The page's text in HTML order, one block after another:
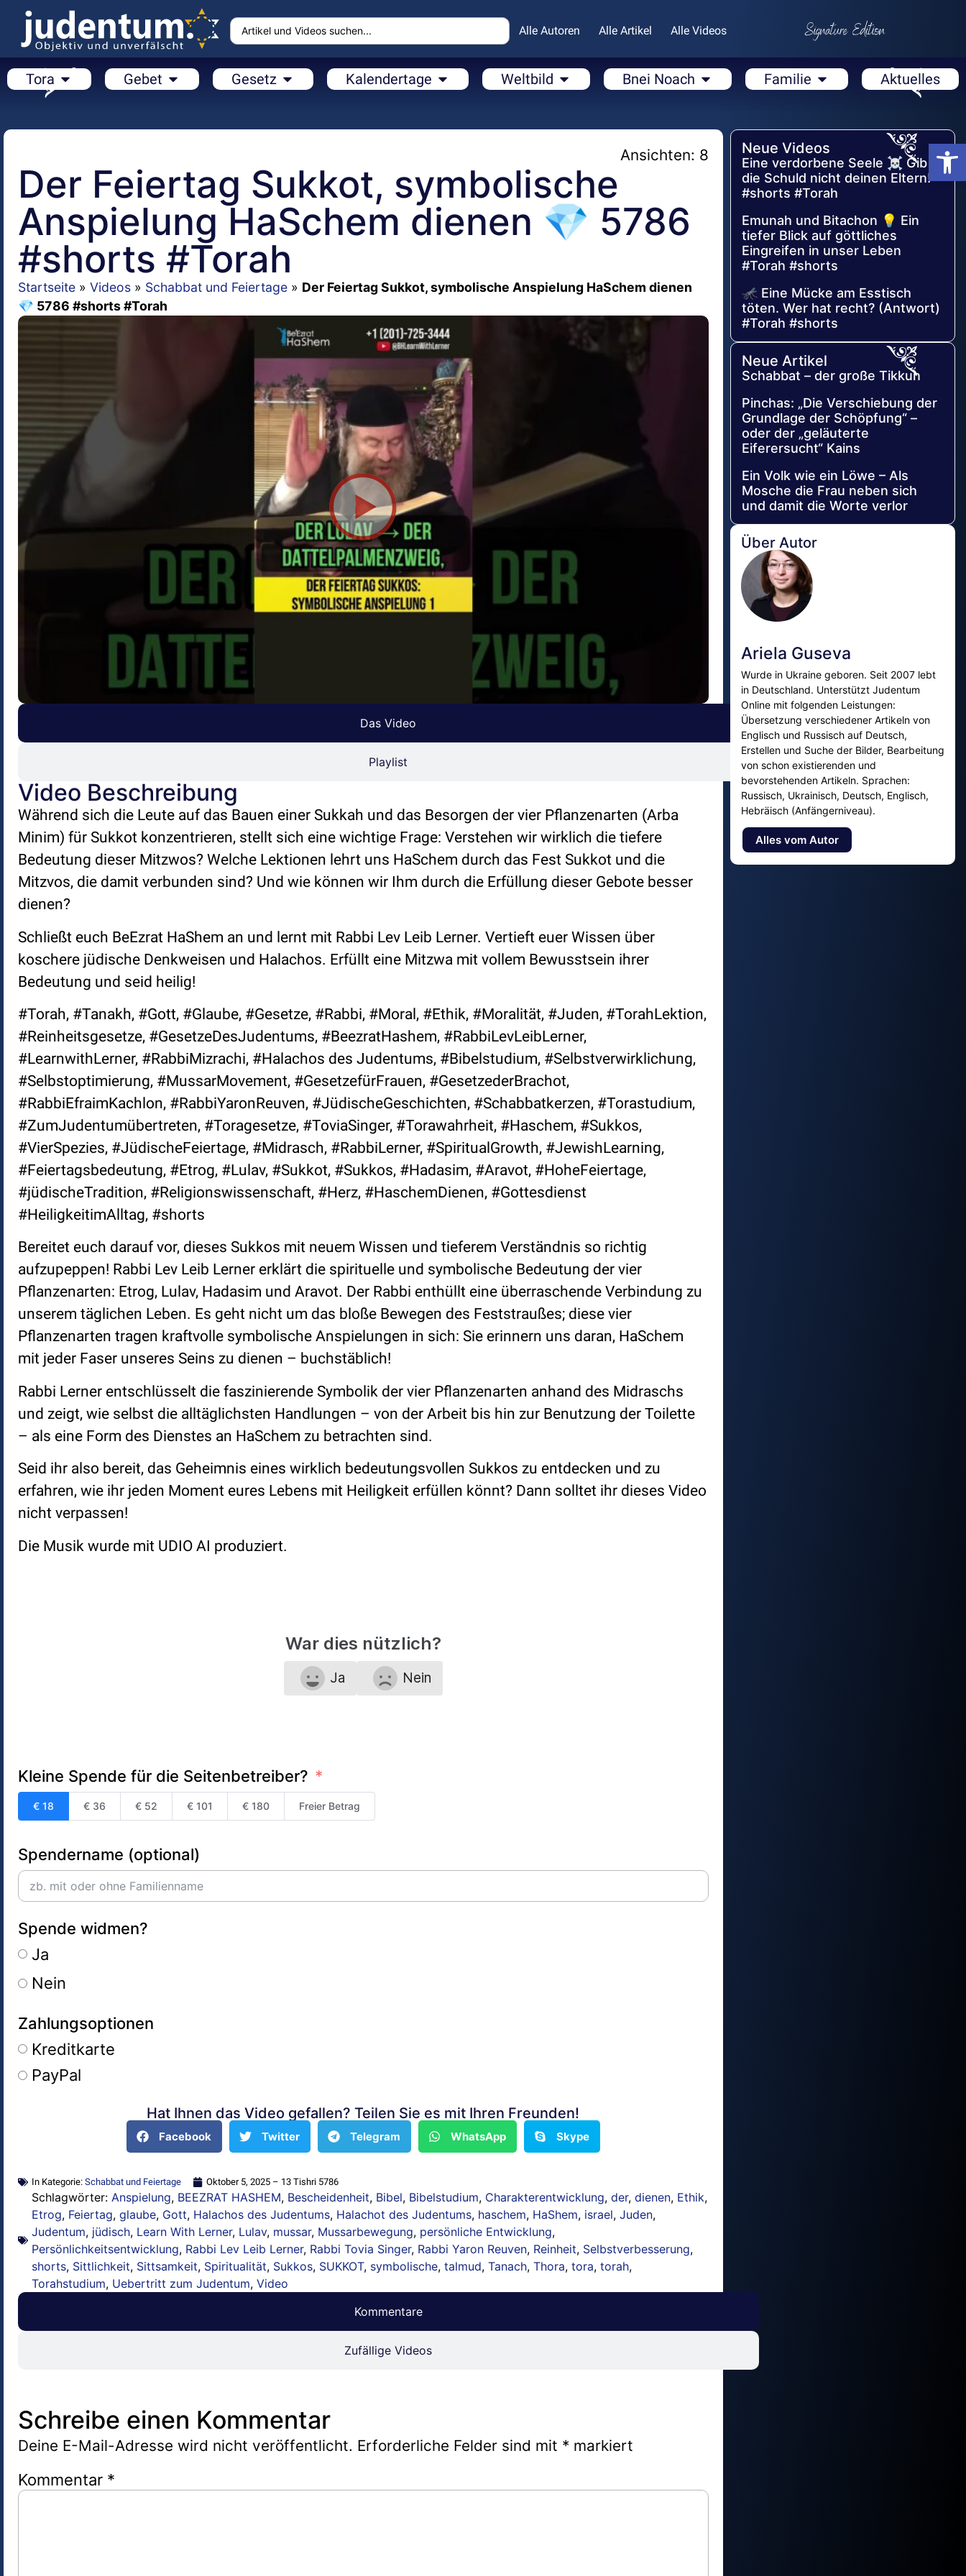
Alle Autoren Alle Artikel Alle Videos
Tora Gebet Gesetz Kalendertage Weltbild Bnei Noach Familie Aktuelles
Ansichten: 8
Der Feiertag Sukkot, symbolische
Anspielung HaSchem dienen 💎 5786
#shorts #Torah
Startseite » Videos » Schabbat und Feiertage » Der Feiertag Sukkot, symbolische Anspielung HaSchem dienen
💎 5786 #shorts #Torah
Das Video
Playlist
Video Beschreibung
Während sich die Leute auf das Bauen einer Sukkah und das Besorgen der vier Pflanzenarten (Arba
Minim) für Sukkot konzentrieren, stellt sich eine wichtige Frage: Verstehen wir wirklich die tiefere
Bedeutung dieser Mitzwos? Welche Lektionen lehrt uns HaSchem durch das Fest Sukkot und die
Mitzvos, die damit verbunden sind? Und wie können wir Ihm durch die Erfüllung dieser Gebote besser
dienen?
Schließt euch BeEzrat HaShem an und lernt mit Rabbi Lev Leib Lerner. Vertieft euer Wissen über
koschere jüdische Denkweisen und Halachos. Erfüllt eine Mitzwa mit vollem Bewusstsein ihrer
Bedeutung und seid heilig!
#Torah, #Tanakh, #Gott, #Glaube, #Gesetze, #Rabbi, #Moral, #Ethik, #Moralität, #Juden, #TorahLektion,
#Reinheitsgesetze, #GesetzeDesJudentums, #BeezratHashem, #RabbiLevLeibLerner,
#LearnwithLerner, #RabbiMizrachi, #Halachos des Judentums, #Bibelstudium, #Selbstverwirklichung,
#Selbstoptimierung, #MussarMovement, #GesetzefürFrauen, #GesetzederBrachot,
#RabbiEfraimKachlon, #RabbiYaronReuven, #JüdischeGeschichten, #Schabbatkerzen, #Torastudium,
#ZumJudentumübertreten, #Toragesetze, #ToviaSinger, #Torawahrheit, #Haschem, #Sukkos,
#VierSpezies, #JüdischeFeiertage, #Midrasch, #RabbiLerner, #SpiritualGrowth, #JewishLearning,
#Feiertagsbedeutung, #Etrog, #Lulav, #Sukkot, #Sukkos, #Hadasim, #Aravot, #HoheFeiertage,
#jüdischeTradition, #Religionswissenschaft, #Herz, #HaschemDienen, #Gottesdienst
#HeiligkeitimAlltag, #shorts
Bereitet euch darauf vor, dieses Sukkos mit neuem Wissen und tieferem Verständnis so richtig
aufzupeppen! Rabbi Lev Leib Lerner erklärt die spirituelle und symbolische Bedeutung der vier
Pflanzenarten: Etrog, Lulav, Hadasim und Aravot. Der Rabbi enthüllt eine überraschende Verbindung zu
unserem täglichen Leben. Es geht nicht um das bloße Bewegen des Feststraußes; diese vier
Pflanzenarten tragen kraftvolle symbolische Anspielungen in sich: Sie erinnern uns daran, HaSchem
mit jeder Faser unseres Seins zu dienen – buchstäblich!
Rabbi Lerner entschlüsselt die faszinierende Symbolik der vier Pflanzenarten anhand des Midraschs
und zeigt, wie selbst die alltäglichsten Handlungen – von der Arbeit bis hin zur Benutzung der Toilette
– als eine Form des Dienstes an HaSchem zu betrachten sind.
Seid ihr also bereit, das Geheimnis eines wirklich bedeutungsvollen Sukkos zu entdecken und zu
erfahren, wie ihr jeden Moment eures Lebens mit Heiligkeit erfüllen könnt? Dann solltet ihr dieses Video
nicht verpassen!
Die Musik wurde mit UDIO AI produziert.
War dies nützlich?
Ja Nein
Kleine Spende für die Seitenbetreiber?
€ 18 € 36 € 52 € 101 € 180 Freier Betrag
Spendername (optional)
Spende widmen?
Ja
Nein
Zahlungsoptionen
Kreditkarte
PayPal
Hat Ihnen das Video gefallen? Teilen Sie es mit Ihren Freunden!
Facebook Twitter Telegram WhatsApp Skype
In Kategorie: Schabbat und Feiertage Oktober 5, 2025 – 13 Tishri 5786
Schlagwörter: Anspielung, BEEZRAT HASHEM, Bescheidenheit, Bibel, Bibelstudium, Charakterentwicklung, der, dienen, Ethik,
Etrog, Feiertag, glaube, Gott, Halachos des Judentums, Halachot des Judentums, haschem, HaShem, israel, Juden,
Judentum, jüdisch, Learn With Lerner, Lulav, mussar, Mussarbewegung, persönliche Entwicklung,
Persönlichkeitsentwicklung, Rabbi Lev Leib Lerner, Rabbi Tovia Singer, Rabbi Yaron Reuven, Reinheit, Selbstverbesserung,
shorts, Sittlichkeit, Sittsamkeit, Spiritualität, Sukkos, SUKKOT, symbolische, talmud, Tanach, Thora, tora, torah,
Torahstudium, Uebertritt zum Judentum, Video
Kommentare
Zufällige Videos
Schreibe einen Kommentar
Deine E-Mail-Adresse wird nicht veröffentlicht. Erforderliche Felder sind mit * markiert
Kommentar *
Neue Videos
Eine verdorbene Seele ☠️ Gib
die Schuld nicht deinen Eltern!
#shorts #Torah
Emunah und Bitachon 💡 Ein
tiefer Blick auf göttliches
Eingreifen in unser Leben
#Torah #shorts
🦟 Eine Mücke am Esstisch
töten. Wer hat recht? (Antwort)
#Torah #shorts
Neue Artikel
Schabbat – der große Tikkun
Pinchas: „Die Verschiebung der
Grundlage der Schöpfung“ –
oder der „geläuterte
Eiferersucht“ Kains
Ein Volk wie ein Löwe – Als
Mosche die Frau neben sich
und damit die Worte verlor
Über Autor
Ariela Guseva
Wurde in Ukraine geboren. Seit 2007 lebt
in Deutschland. Unterstützt Judentum
Online mit folgenden Leistungen:
Übersetzung verschiedener Artikeln von
Englisch und Russisch auf Deutsch,
Erstellen und Suche der Bilder, Bearbeitung
von schon existierenden und
bevorstehenden Artikeln. Sprachen:
Russisch, Ukrainisch, Deutsch, Englisch,
Hebräisch (Anfängerniveau).
Alles vom Autor